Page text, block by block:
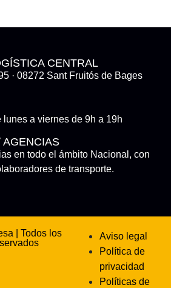
CENTRAL
· 08272 Sant Fruitós de Bages
lunes a viernes de 9h a 19h
AGENCIAS
en todo el ámbito Nacional, con
de transporte.
| Todos los
Aviso legal
Política de
privacidad
Políticas de